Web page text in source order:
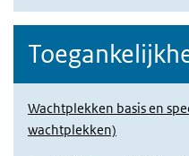
Wachtplekken basis en
wachtplekken)